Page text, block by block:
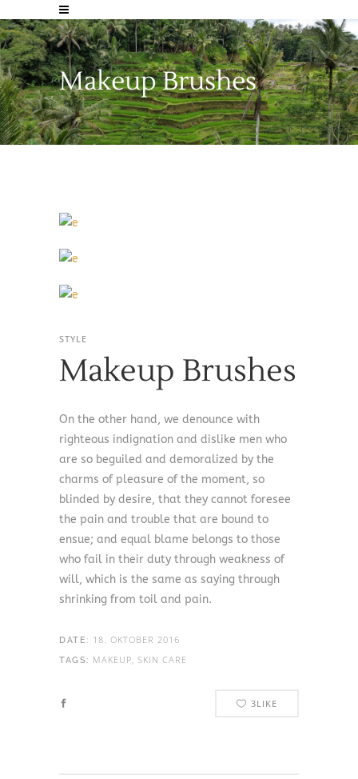
Makeup Brushes
STYLE
Makeup Brushes
On the other hand, we denounce with
righteous indignation and dislike men who
are so beguiled and demoralized by the
charms of pleasure of the moment, so
blinded by desire, that they cannot foresee
the pain and trouble that are bound to
ensue; and equal blame belongs to those
who fail in their duty through weakness of
will, which is the same as saying through
shrinking from toil and pain.
DATE: 18. OKTOBER 2016
TAGS: MAKEUP, SKIN CARE
3LIKE